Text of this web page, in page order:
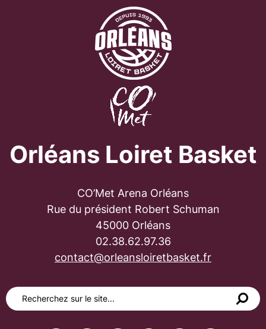
Orléans Loiret Basket
CO’Met Arena Orléans
Rue du président Robert Schuman
45000 Orléans
02.38.62.97.36
contact@orleansloiretbasket.fr